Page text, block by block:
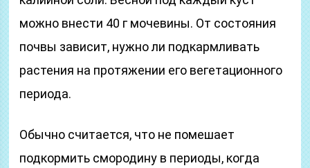
можно внести 40 г мочевины. От состояния
почвы зависит, нужно ли подкармливать
растения на протяжении его вегетационного
периода.
Обычно считается, что не помешает
подкормить смородину в периоды, когда